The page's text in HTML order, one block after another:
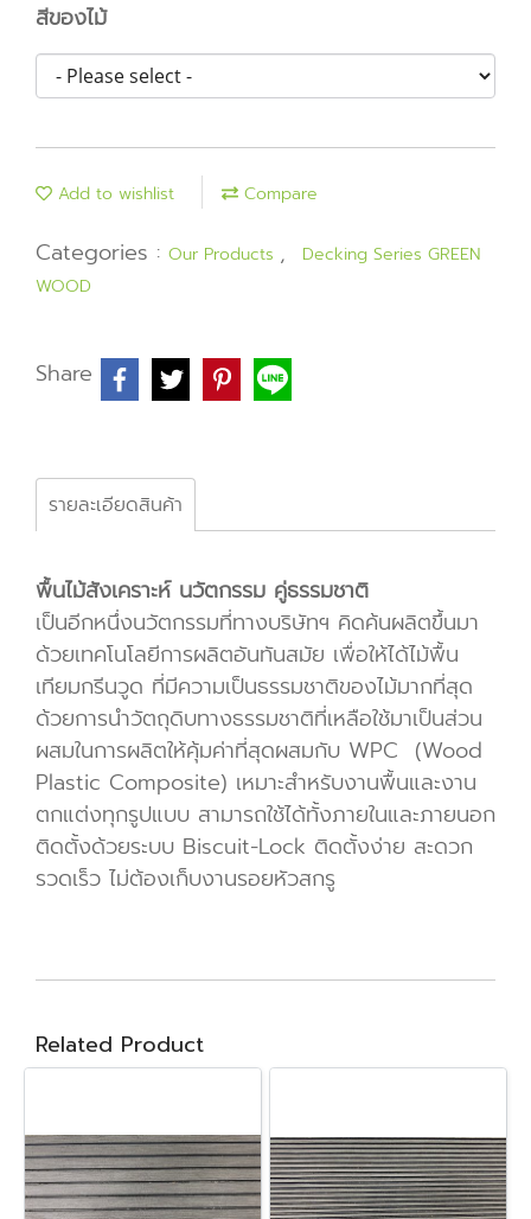
สีของไม้
Add to wishlist Compare
Categories : Our Products ,
Decking Series GREEN
WOOD
Share
รายละเอียดสินค้า
พื้นไม้สังเคราะห์ นวัตกรรม คู่ธรรมชาติ
เป็นอีกหนึ่งนวัตกรรมที่ทางบริษัทฯ คิดค้นผลิตขึ้นมา
ด้วยเทคโนโลยีการผลิตอันทันสมัย เพื่อให้ได้ไม้พื้น
เทียมกรีนวูด ที่มีความเป็นธรรมชาติของไม้มากที่สุด
ด้วยการนำวัตถุดิบทางธรรมชาติที่เหลือใช้มาเป็นส่วน
ผสมในการผลิตให้คุ้มค่าที่สุดผสมกับ WPC (Wood
Plastic Composite) เหมาะสำหรับงานพื้นและงาน
ตกแต่งทุกรูปแบบ สามารถใช้ได้ทั้งภายในและภายนอก
ติดตั้งด้วยระบบ Biscuit-Lock ติดตั้งง่าย สะดวก
รวดเร็ว ไม่ต้องเก็บงานรอยหัวสกรู
Related Product